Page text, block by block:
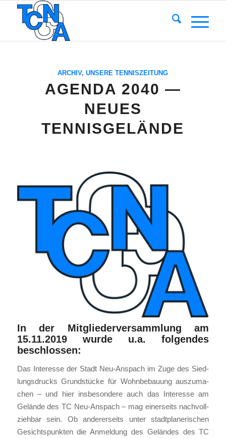
ARCHIV,UNSERE TENNISZEITUNG
AGENDA 2040 —
NEUES
TENNISGELÄNDE
In der Mitgliederversammlung am
15.11.2019 wurde u.a. folgendes
beschlossen:
Das Inter­es­se der Stadt Neu-Anspach im Zuge des Sied­
lungs­drucks Grund­stü­cke für Wohn­be­bau­ung aus­zu­ma­
chen – und hier ins­be­son­de­re auch das Inter­es­se am
Gelän­de des TC Neu-Anspach – mag einer­seits nach­voll­
zieh­bar sein. Ob ande­rer­seits unter stadt­pla­ne­ri­schen
Gesichts­punk­ten die Anmel­dung des Gelän­des des TC